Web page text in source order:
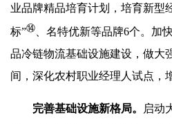
业品牌精品培育计划，培育新型
标”⑭ 、名特优新等品牌6个。加
品冷链物流基础设施建设，做大
间，深化农村职业经理人试点，
完善基础设施新格局。
启动